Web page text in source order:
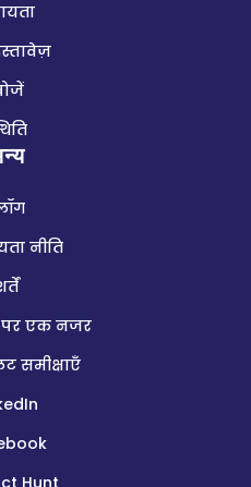
नीति
पर एक नजर
समीक्षाएँ
Hunt